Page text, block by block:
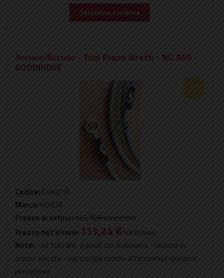
Seleziona variante
Acciaio/Acciaio - Tubi Freno diretti - NO ABS -
GOODRIDGE
-22%
Codice: F48071B
Marca: HONDA
Prezzo di listino:145,18 €iva inclusa
Prezzo hot'n'rare: 113,24 € iva inclusa
Note: - kit tubi ant. e post. con bulloneria - raccordi in
acciaio zincato - per pompa radiale aftermarket chiedere
preventivo